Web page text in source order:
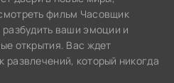
фильм Часовщик
ваши эмоции и
открытия. Вас ждет
развлечений, который никогда